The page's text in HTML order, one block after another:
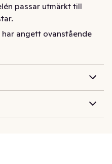
passar utmärkt till
från grunden med
2002 har vi erbjudit våra
god produkt - vi på
angett ovanstående